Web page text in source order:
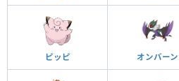
ピッピ オンバーン